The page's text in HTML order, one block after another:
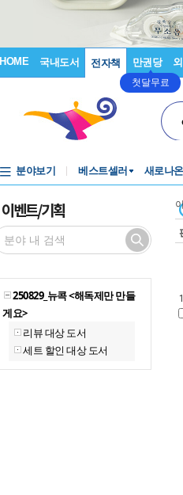
HOME 국내도서 전자책 만권당
첫달무료
분야보기 베스트셀러 새로나
이벤트/기획
250829_뉴콕 <해독제만 만들
게요>
리뷰 대상 도서
세트 할인 대상 도서